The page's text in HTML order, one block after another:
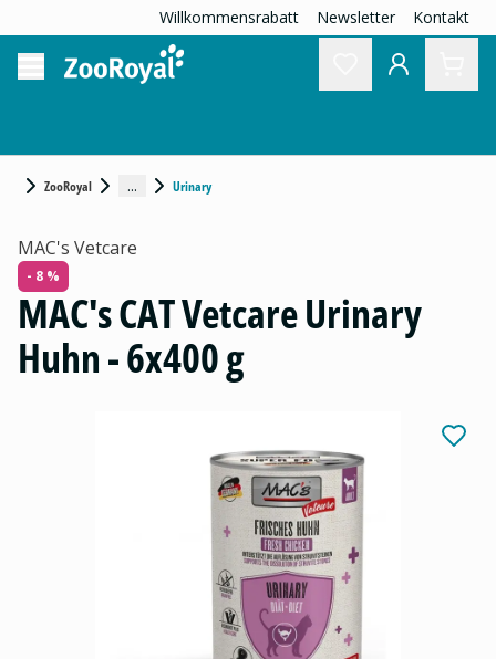
Willkommensrabatt Newsletter Kontakt
ZooRoyal ... Urinary
MAC's Vetcare
- 8 %
MAC's CAT Vetcare Urinary
Huhn - 6x400 g